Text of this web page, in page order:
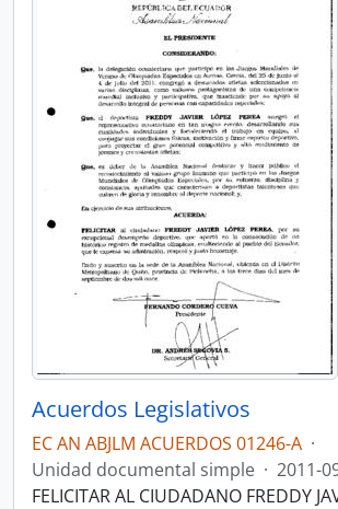
Acuerdos Legislativos
EC AN ABJLM ACUERDOS 01246-A ·
Unidad documental simple · 2011-
FELICITAR AL CIUDADANO FREDDY